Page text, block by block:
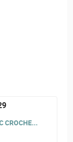
CROCHE...